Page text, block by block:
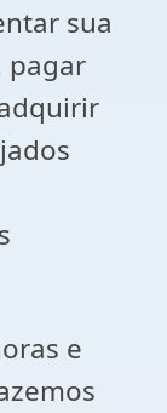
sua
pagar
e